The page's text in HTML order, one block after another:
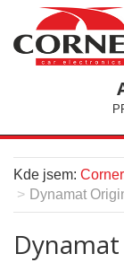
Kde jsem:
Dynamat